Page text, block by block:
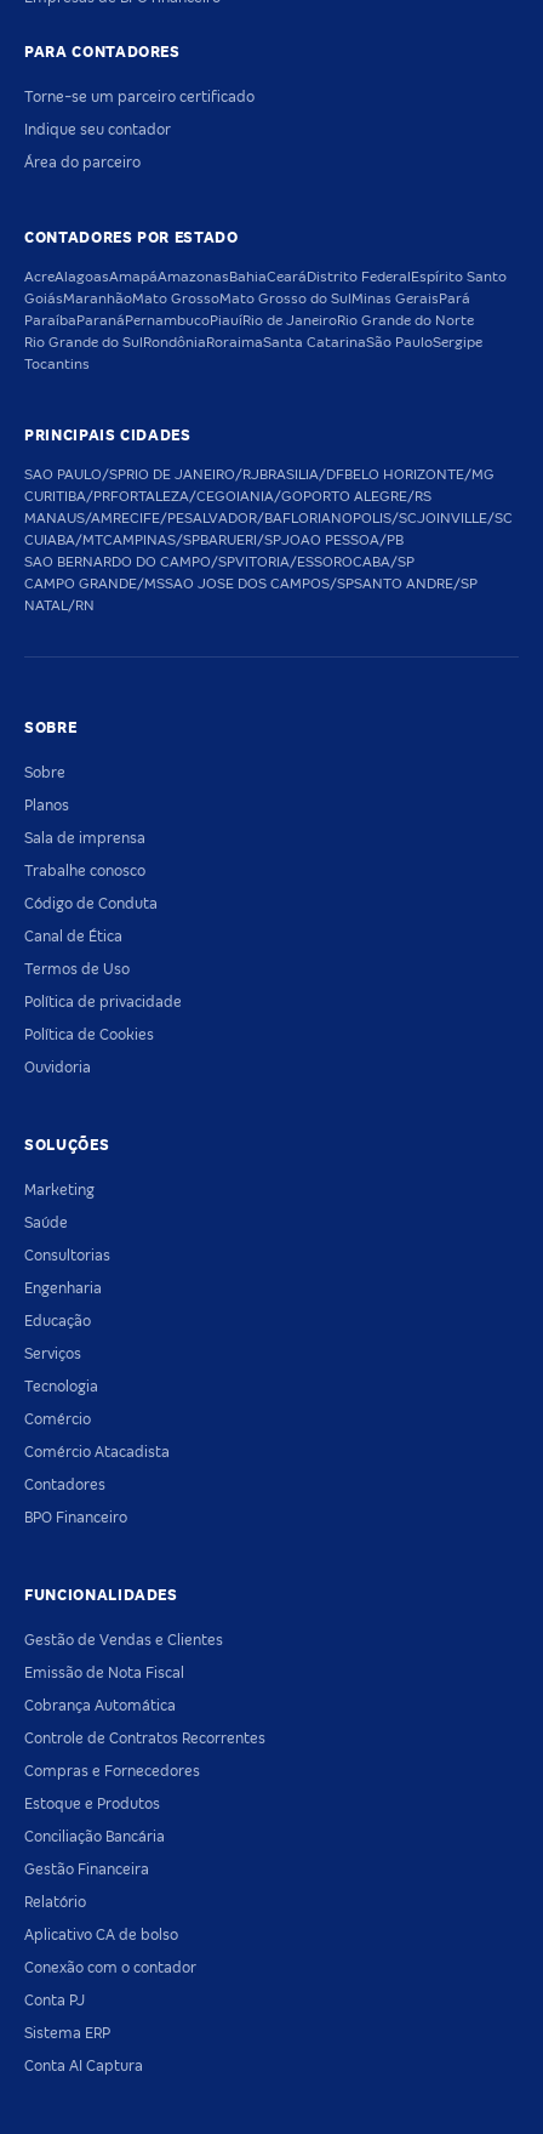
PARA CONTADORES
Torne-se um parceiro certificado
Indique seu contador
Área do parceiro
CONTADORES POR ESTADO
AcreAlagoasAmapáAmazonas BahiaCeará Distrito Federal Espírito Santo
GoiásMaranhãoMato GrossoMato Grosso do Sul Minas Gerais Pará
Paraíba Paraná PernambucoPiauíRio de JaneiroRio Grande do Norte
Rio Grande do Sul Rondônia RoraimaSanta CatarinaSão PauloSergipe
Tocantins
PRINCIPAIS CIDADES
SAO PAULO/SPRIO DE JANEIRO/RJBRASILIA/DFBELO HORIZONTE/MG
CURITIBA/PRFORTALEZA/CEGOIANIA/GOPORTO ALEGRE/RS
MANAUS/AMRECIFE/PESALVADOR/BAFLORIANOPOLIS/SCJOINVILLE/SC
CUIABA/MTCAMPINAS/SPBARUERI/SPJOAO PESSOA/PB
SAO BERNARDO DO CAMPO/SPVITORIA/ESSOROCABA/SP
CAMPO GRANDE/MSSAO JOSE DOS CAMPOS/SPSANTO ANDRE/SP
NATAL/RN
SOBRE
Sobre
Planos
Sala de imprensa
Trabalhe conosco
Código de Conduta
Canal de Ética
Termos de Uso
Política de privacidade
Política de Cookies
Ouvidoria
SOLUÇÕES
Marketing
Saúde
Consultorias
Engenharia
Educação
Serviços
Tecnologia
Comércio
Comércio Atacadista
Contadores
BPO Financeiro
FUNCIONALIDADES
Gestão de Vendas e Clientes
Emissão de Nota Fiscal
Cobrança Automática
Controle de Contratos Recorrentes
Compras e Fornecedores
Estoque e Produtos
Conciliação Bancária
Gestão Financeira
Relatório
Aplicativo CA de bolso
Conexão com o contador
Conta PJ
Sistema ERP
Conta AI Captura